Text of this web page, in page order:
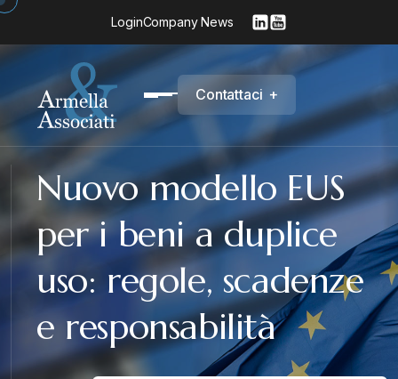
LoginCompany News
Contattaci +
Nuovo modello EUS
per i beni a duplice
uso: regole, scadenze
e responsabilità